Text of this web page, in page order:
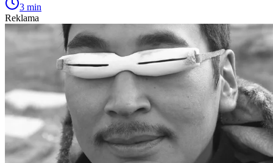
3 min
Reklama